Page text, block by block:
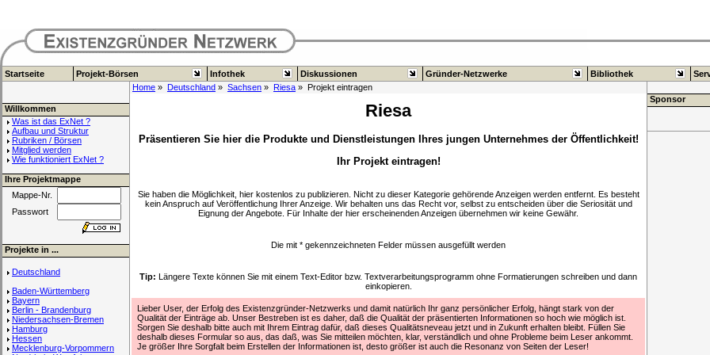
Startseite Projekt-Börsen Infothek Diskussionen Gründer-Netzwerke Bibliothek
Home » Deutschland » Sachsen » Riesa » Projekt eintragen
Willkommen
Was ist das ExNet ?
Aufbau und Struktur
Rubriken / Börsen
Mitglied werden
Wie funktioniert ExNet ?
Ihre Projektmappe
Mappe-Nr.
Passwort
Projekte in ...
Deutschland
Baden-Württemberg
Bayern
Berlin - Brandenburg
Niedersachsen-Bremen
Hamburg
Hessen
Mecklenburg-Vorpommern
Riesa
Präsentieren Sie hier die Produkte und Dienstleistungen Ihres jungen Unternehmes der Öffentlichkeit!
Ihr Projekt eintragen!
Sie haben die Möglichkeit, hier kostenlos zu publizieren. Nicht zu dieser Kategorie gehörende Anzeigen werden entfernt. Es besteht
kein Anspruch auf Veröffentlichung Ihrer Anzeige. Wir behalten uns das Recht vor, selbst zu entscheiden über die Seriosität und
Eignung der Angebote. Für Inhalte der hier erscheinenden Anzeigen übernehmen wir keine Gewähr.
Die mit * gekennzeichneten Felder müssen ausgefüllt werden
Tip: Längere Texte können Sie mit einem Text-Editor bzw. Textverarbeitungsprogramm ohne Formatierungen schreiben und dann
einkopieren.
Lieber User, der Erfolg des Existenzgründer-Netzwerks und damit natürlich Ihr ganz persönlicher Erfolg, hängt stark von der
Qualität der Einträge ab. Unser Bestreben ist es daher, daß die Qualität der präsentierten Informationen so hoch wie möglich ist.
Sorgen Sie deshalb bitte auch mit Ihrem Eintrag dafür, daß dieses Qualitätsneveau jetzt und in Zukunft erhalten bleibt. Füllen Sie
deshalb dieses Formular so aus, das daß, was Sie mitteilen möchten, klar, verständlich und ohne Probleme beim Leser ankommt.
Je größer Ihre Sorgfalt beim Erstellen der Informationen ist, desto größer ist auch die Resonanz von Seiten der Leser!
Sponsor